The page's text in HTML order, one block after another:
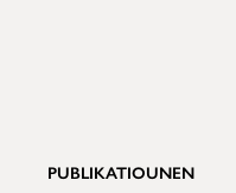
PUBLIKATIOUNEN